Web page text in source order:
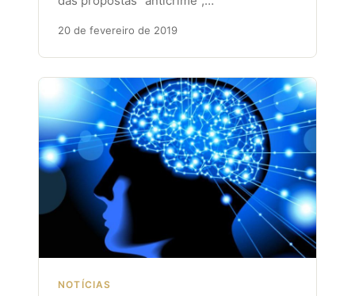
20 de fevereiro de 2019
NOTÍCIAS